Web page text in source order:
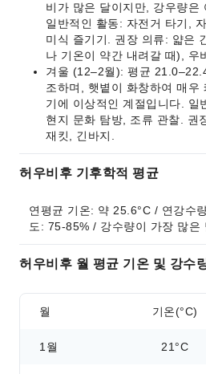
비가 많은 달이지만, 강우량은
일반적인 활동: 자전거 타기,
미식 즐기기. 권장 의류: 얇은
나 기온이 약간 내려갈 때), 우
겨울 (12–2월): 평균
조하며, 햇볕이 화창하여 매우
기에 이상적인 계절입니다. 일
현지 문화 탐방, 조류 관찰. 권
재킷, 긴바지.
허우비후 기후학적 평균
연평균 기온: 약 25.6°C / 연강수
도: 75-85% / 강수량이 가장 많은
허우비후 월 평균 기온 및 강수
월 기온(°C)
1월 21°C